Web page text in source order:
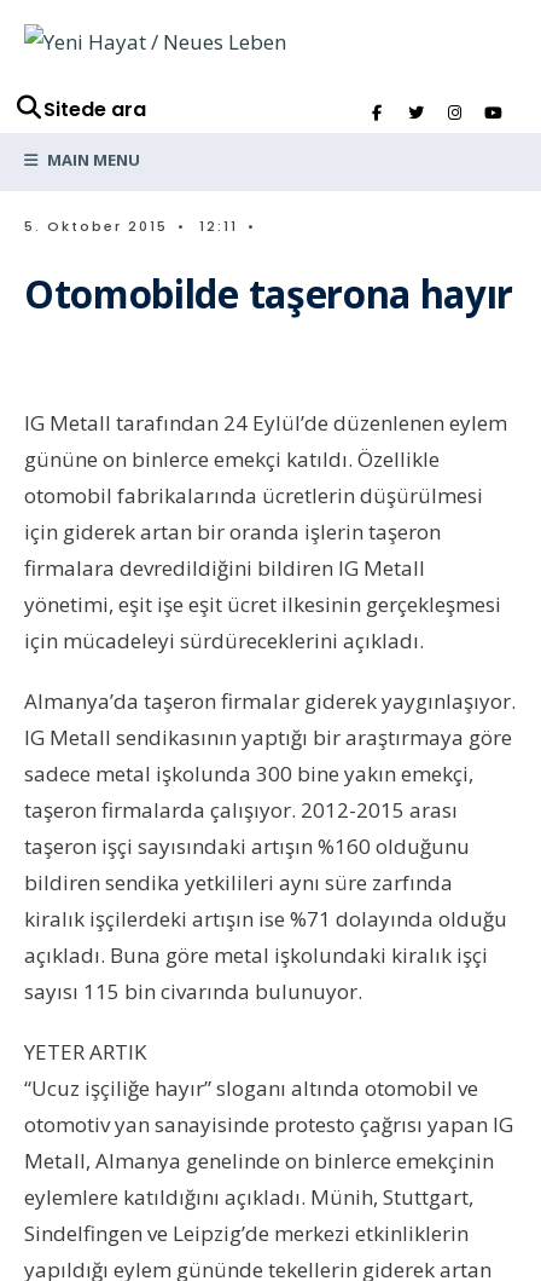
Sitede ara
MAIN MENU
5. Oktober 2015 • 12:11 •
Otomobilde taşerona hayır
IG Metall tarafından 24 Eylül’de düzenlenen eylem
gününe on binlerce emekçi katıldı. Özellikle
otomobil fabrikalarında ücretlerin düşürülmesi
için giderek artan bir oranda işlerin taşeron
firmalara devredildiğini bildiren IG Metall
yönetimi, eşit işe eşit ücret ilkesinin gerçekleşmesi
için mücadeleyi sürdüreceklerini açıkladı.
Almanya’da taşeron firmalar giderek yaygınlaşıyor.
IG Metall sendikasının yaptığı bir araştırmaya göre
sadece metal işkolunda 300 bine yakın emekçi,
taşeron firmalarda çalışıyor. 2012-2015 arası
taşeron işçi sayısındaki artışın %160 olduğunu
bildiren sendika yetkilileri aynı süre zarfında
kiralık işçilerdeki artışın ise %71 dolayında olduğu
açıkladı. Buna göre metal işkolundaki kiralık işçi
sayısı 115 bin civarında bulunuyor.
YETER ARTIK
“Ucuz işçiliğe hayır” sloganı altında otomobil ve
otomotiv yan sanayisinde protesto çağrısı yapan IG
Metall, Almanya genelinde on binlerce emekçinin
eylemlere katıldığını açıkladı. Münih, Stuttgart,
Sindelfingen ve Leipzig’de merkezi etkinliklerin
yapıldığı eylem gününde tekellerin giderek artan